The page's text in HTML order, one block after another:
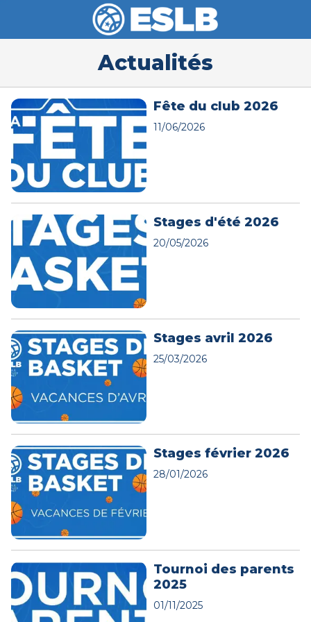
Actualités
Fête du club 2026
11/06/2026
Stages d'été 2026
20/05/2026
Stages avril 2026
25/03/2026
Stages février 2026
28/01/2026
Tournoi des parents
2025
01/11/2025